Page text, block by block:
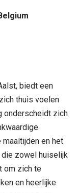
biedt een
thuis voelen
onderscheidt zich
en het
die zowel huiselijk
om zich te
en heerlijke